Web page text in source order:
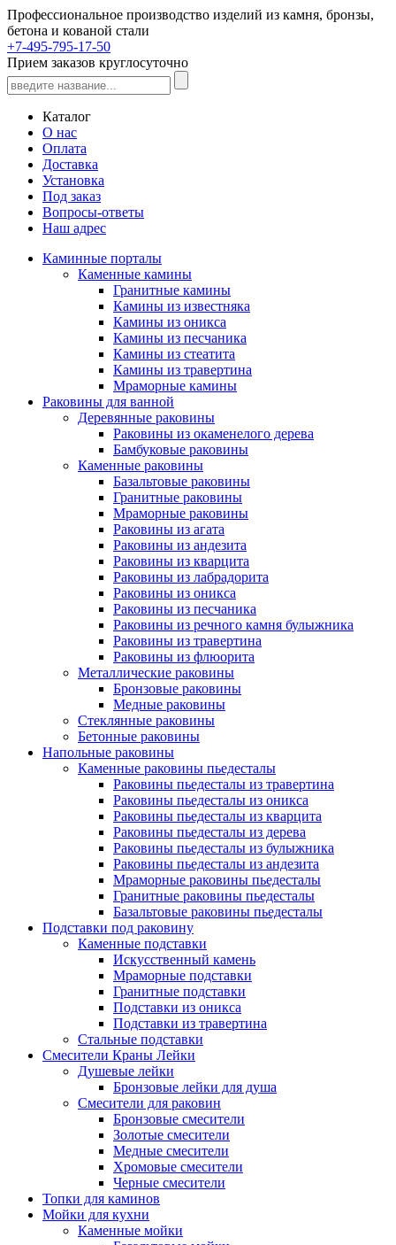
Профессиональное производство изделий из камня, бронзы,
бетона и кованой стали
+7-495-795-17-50
Прием заказов круглосуточно
Каталог
О нас
Оплата
Доставка
Установка
Под заказ
Вопросы-ответы
Наш адрес
Каминные порталы
Каменные камины
Гранитные камины
Камины из известняка
Камины из оникса
Камины из песчаника
Камины из стеатита
Камины из травертина
Мраморные камины
Раковины для ванной
Деревянные раковины
Раковины из окаменелого дерева
Бамбуковые раковины
Каменные раковины
Базальтовые раковины
Гранитные раковины
Мраморные раковины
Раковины из агата
Раковины из андезита
Раковины из кварцита
Раковины из лабрадорита
Раковины из оникса
Раковины из песчаника
Раковины из речного камня булыжника
Раковины из травертина
Раковины из флюорита
Металлические раковины
Бронзовые раковины
Медные раковины
Стеклянные раковины
Бетонные раковины
Напольные раковины
Каменные раковины пьедесталы
Раковины пьедесталы из травертина
Раковины пьедесталы из оникса
Раковины пьедесталы из кварцита
Раковины пьедесталы из дерева
Раковины пьедесталы из булыжника
Раковины пьедесталы из андезита
Мраморные раковины пьедесталы
Гранитные раковины пьедесталы
Базальтовые раковины пьедесталы
Подставки под раковину
Каменные подставки
Искусственный камень
Мраморные подставки
Гранитные подставки
Подставки из оникса
Подставки из травертина
Стальные подставки
Смесители Краны Лейки
Душевые лейки
Бронзовые лейки для душа
Смесители для раковин
Бронзовые смесители
Золотые смесители
Медные смесители
Хромовые смесители
Черные смесители
Топки для каминов
Мойки для кухни
Каменные мойки